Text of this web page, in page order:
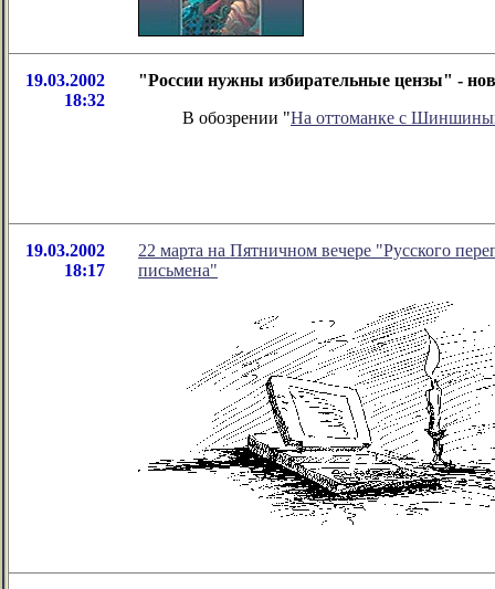
19.03.2002
18:32
"России нужны избирательные цензы" -
В обозрении "На оттоманке с
19.03.2002
18:17
22 марта на Пятничном вечере "Русского
письмена"